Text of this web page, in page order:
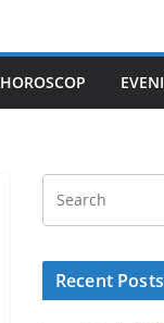
HOROSCOP
Recent Posts